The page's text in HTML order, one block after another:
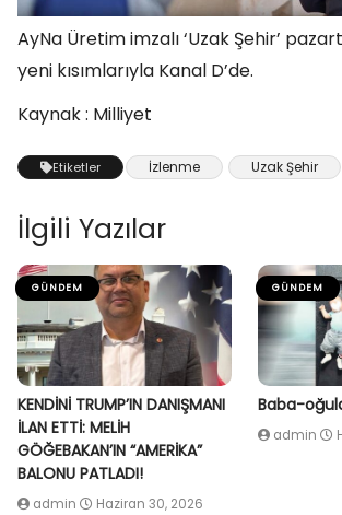
AyNa Üretim imzalı ‘Uzak Şehir’
yeni kısımlarıyla Kanal D’de.
Kaynak : Milliyet
Etiketler İzlenme Uzak Şehir
İlgili Yazılar
GÜNDEM
KENDİNİ TRUMP’IN DANIŞMANI
İLAN ETTİ: MELİH
GÖĞEBAKAN’IN “AMERİKA”
BALONU PATLADI!
admin Haziran 30, 2026
GÜNDEM
Baba-
admin